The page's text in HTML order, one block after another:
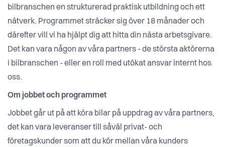
bilbranschen en strukturerad praktisk utbildning och ett
nätverk. Programmet sträcker sig över 18 månader och
därefter vill vi ha hjälpt dig att hitta din nästa arbetsgivare.
Det kan vara någon av våra partners - de största aktörerna
i bilbranschen - eller en roll med utökat ansvar internt hos
oss.
Om jobbet och programmet
Jobbet går ut på att köra bilar på uppdrag av våra partners,
det kan vara leveranser till såväl privat- och
företagskunder som att du kör mellan våra kunders